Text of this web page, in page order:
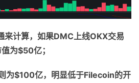
来计算，如果DMC 上线OKX交易
为$50亿；
为$100亿，明显低于Filecoin的开